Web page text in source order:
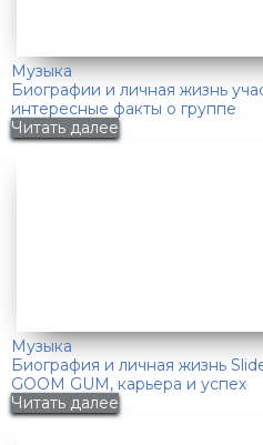
Музыка
Биографии и личная жизнь
интересные факты о группе
Читать далее
Музыка
Биография и личная жизнь
GOOM GUM, карьера и успех
Читать далее